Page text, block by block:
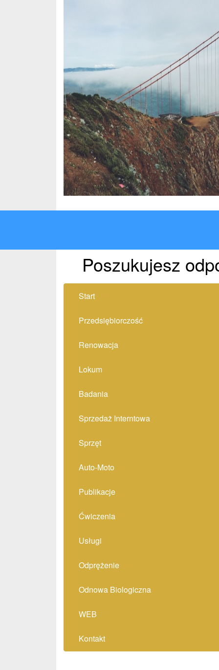
Poszukujesz
Start
Przedsiębiorczość
Renowacja
Lokum
Badania
Sprzedaż Interntowa
Sprzęt
Auto-Moto
Publikacje
Ćwiczenia
Usługi
Odprężenie
Odnowa Biologiczna
WEB
Kontakt